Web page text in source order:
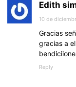
Edith
10 de
Gracias
gracias a
Reply